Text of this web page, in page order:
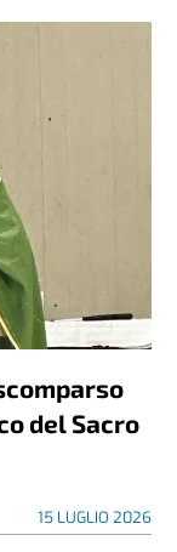
del Sacro
15 LUGLIO 2026